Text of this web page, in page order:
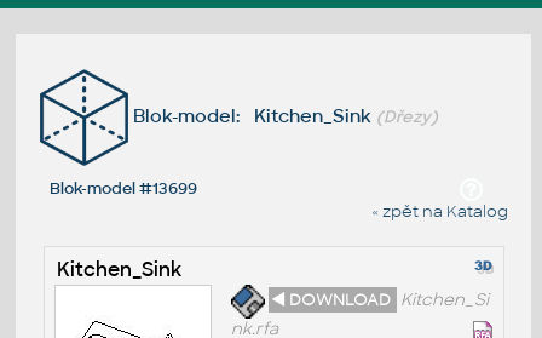
Blok-model: Kitchen_Sink (Dřezy)
Blok-model #13699
« zpět na Katalog
Kitchen_Sink
◄ DOWNLOAD Kitchen_Si
nk.rfa